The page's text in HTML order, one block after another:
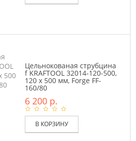
Цельнокованая струбцина
f KRAFTOOL 32014-120-500,
120 х 500 мм, Forge FF-
160/80
6 200 р.
В КОРЗИНУ